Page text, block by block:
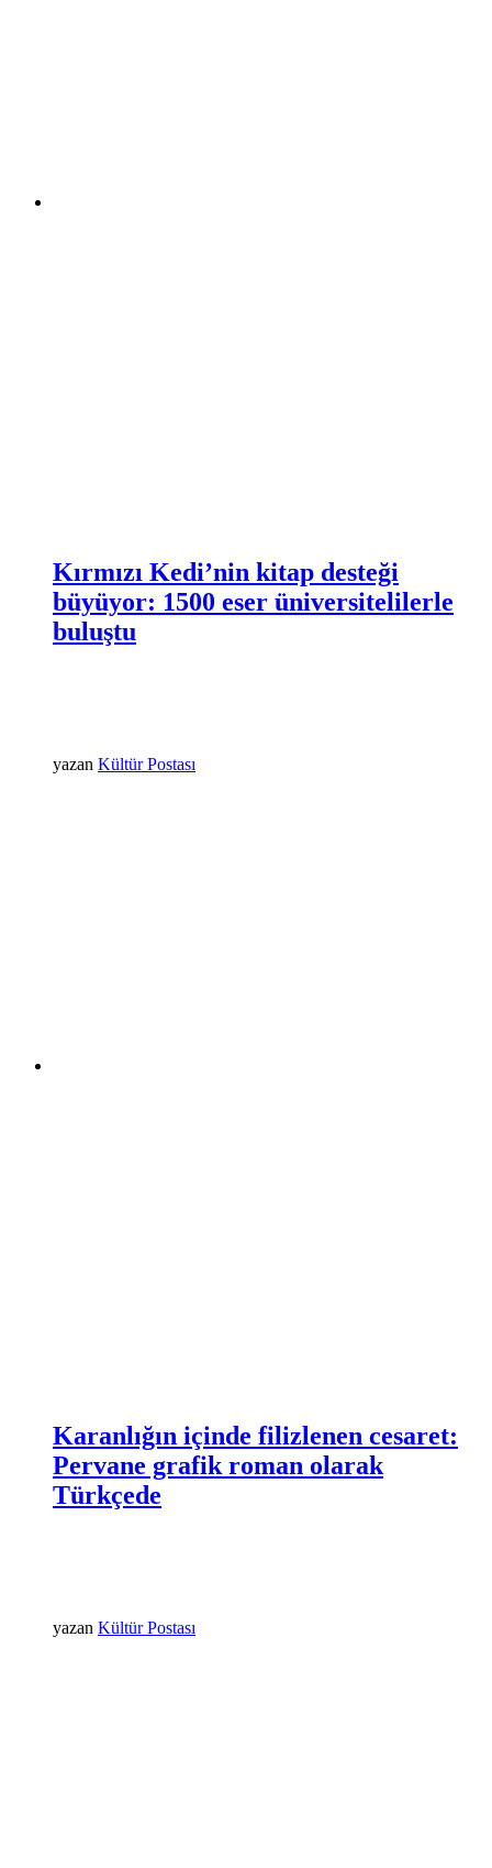
Kırmızı Kedi’nin kitap desteği
büyüyor: 1500 eser üniversitelilerle
buluştu
yazan Kültür Postası
Karanlığın içinde filizlenen cesaret:
Pervane grafik roman olarak
Türkçede
yazan Kültür Postası